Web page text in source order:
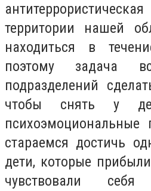
территории нашей
находиться в
поэтому задача
подразделений
чтобы снять у
стараемся достичь
дети, которые
чувствовали